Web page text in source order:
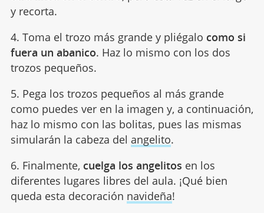
y recorta.
4. Toma el trozo más grande y pliégalo como si
fuera un abanico. Haz lo mismo con los dos
trozos pequeños.
5. Pega los trozos pequeños al más grande
como puedes ver en la imagen y, a continuación,
haz lo mismo con las bolitas, pues las mismas
simularán la cabeza del angelito.
6. Finalmente, cuelga los angelitos en los
diferentes lugares libres del aula. ¡Qué bien
queda esta decoración navideña!